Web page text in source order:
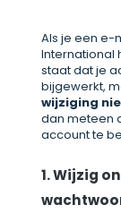
Als je een e-
International
staat dat je
bijgewerkt,
wijziging
dan meteen
account te
1. Wijzig